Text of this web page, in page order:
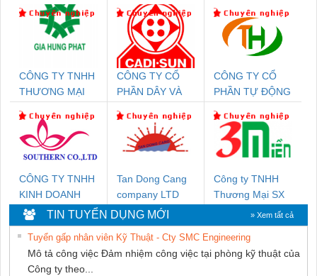
CÔNG TY TNHH
THƯƠNG MẠI
THUẬT ĐIỆN CƠ
GIA HƯNG PHÁT
CÔNG TY CỔ
PHẦN DÂY VÀ
THƯỢNG ĐÌNH
CÔNG TY CỔ
PHẦN TỰ ĐỘNG
CÔNG TY TNHH
KINH DOANH
DỊCH VỤ XNK
PHƯƠNG NAM
Tan Dong Cang
company LTD
Công ty TNHH
Thương Mại SX
TIN TUYỂN DỤNG MỚI » Xem tất cả
Tuyển gấp nhân viên Kỹ Thuật - Cty SMC Engineering
Mô tả công việc Đảm nhiệm công việc tại phòng kỹ thuật của
Công ty theo...